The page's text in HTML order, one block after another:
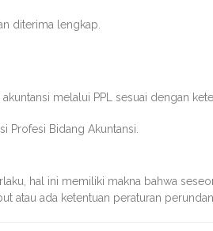
diterima lengkap.
melalui PPL sesuai dengan
Profesi Bidang Akuntansi.
hal ini memiliki makna bahwa
atau ada ketentuan peraturan